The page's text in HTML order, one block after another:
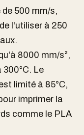
500 mm/s,
l'utiliser à 250
8000 mm/s²,
300°C. Le
limité à 85°C,
imprimer la
comme le PLA